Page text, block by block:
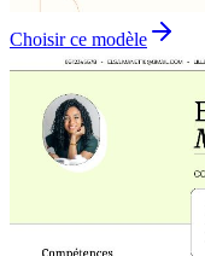
Choisir ce modèle